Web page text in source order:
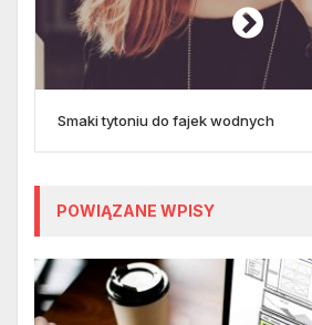
Smaki tytoniu do fajek wodnych
POWIĄZANE WPISY